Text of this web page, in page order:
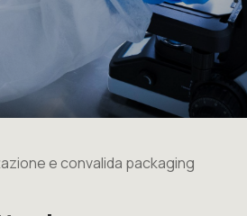
e convalida packaging